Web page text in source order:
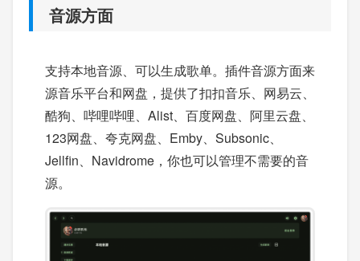
音源方面
支持本地音源、可以生成歌单。插件音源方面来
源音乐平台和网盘，提供了扣扣音乐、网易云、
酷狗、哔哩哔哩、Alist、百度网盘、阿里云盘、
123网盘、夸克网盘、Emby、Subsonic、
Jellfin、Navidrome，你也可以管理不需要的音
源。